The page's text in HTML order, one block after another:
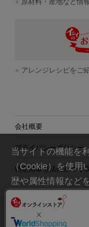
アレンジレシピをご
会社概要
プライバシーポリシー
特定商取引法に基づく
当サイトの機能を
（Cookie）を使用
歴や属性情報など
個人情報を特定す
細に関しては「